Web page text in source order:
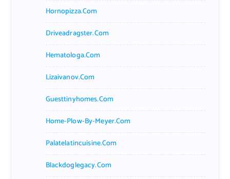
Hornopizza.com
Driveadragster.com
Hematologa.com
Lizaivanov.com
Guesttinyhomes.com
Home-Plow-By-Meyer.com
Palatelatincuisine.com
Blackdoglegacy.com